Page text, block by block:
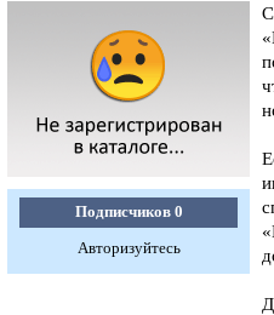
Подписчиков 0
Авторизуйтесь